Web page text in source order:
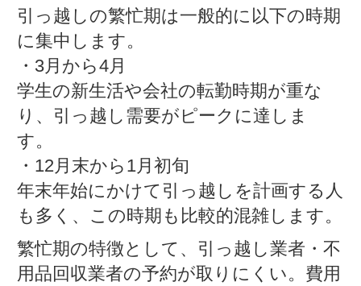
引っ越しの繁忙期は一般的に以下の時期
に集中します。
・3月から4月
学生の新生活や会社の転勤時期が重な
り、引っ越し需要がピークに達しま
す。
・12月末から1月初旬
年末年始にかけて引っ越しを計画する人
も多く、この時期も比較的混雑します。
繁忙期の特徴として、引っ越し業者・不
用品回収業者の予約が取りにくい。費用